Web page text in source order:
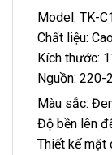
Model: TK-
Chất liệu:
Kích thước:
Nguồn: 220-
Màu sắc:
Độ bền lên
Thiết kế mặt